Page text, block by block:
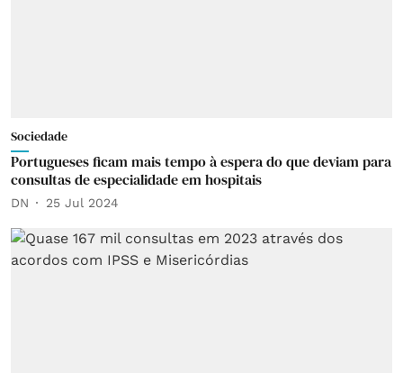
Sociedade
Portugueses ficam mais tempo à espera do que deviam para
consultas de especialidade em hospitais
DN 25 Jul 2024